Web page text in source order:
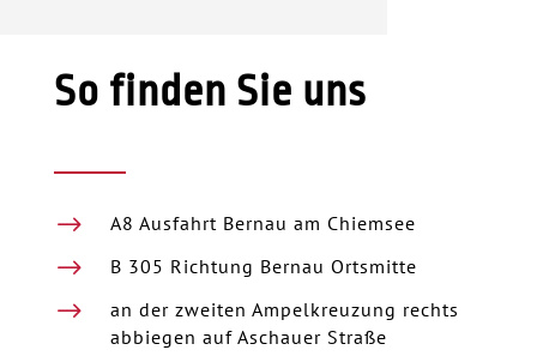
So finden Sie uns
$ A8 Ausfahrt Bernau am Chiemsee
$ B 305 Richtung Bernau Ortsmitte
$
an der zweiten Ampelkreuzung rechts
abbiegen auf Aschauer Straße